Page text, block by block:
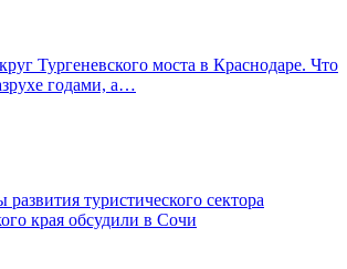
Тургеневского моста в Краснодаре. Что
годами, а…
туристического сектора
края обсудили в Сочи